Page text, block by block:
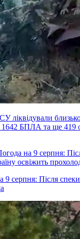
ліквідували
БПЛА та ще 419
9 серпня: Після